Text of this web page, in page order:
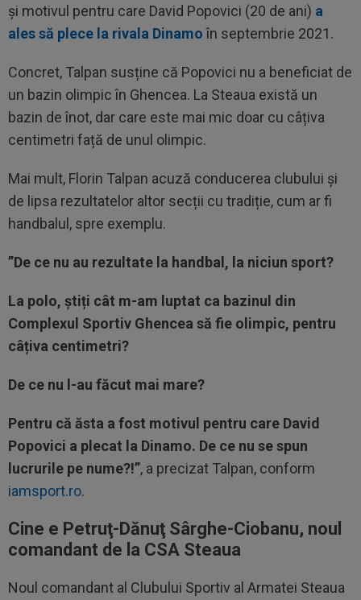
și motivul pentru care David Popovici (20 de ani) a
ales să plece la rivala Dinamoîn septembrie 2021.
Concret, Talpan susține că Popovici nu a beneficiat de
un bazin olimpic în Ghencea. La Steaua există un
bazin de înot, dar care este mai mic doar cu câțiva
centimetri față de unul olimpic.
Mai mult, Florin Talpan acuză conducerea clubului și
de lipsa rezultatelor altor secții cu tradiție, cum ar fi
handbalul, spre exemplu.
”De ce nu au rezultate la handbal, la niciun sport?
La polo, știți cât m-am luptat ca bazinul din
Complexul Sportiv Ghencea să fie olimpic, pentru
câțiva centimetri?
De ce nu l-au făcut mai mare?
Pentru că ăsta a fost motivul pentru care David
Popovici a plecat la Dinamo. De ce nu se spun
lucrurile pe nume?!”, a precizat Talpan, conform
iamsport.ro.
Cine e Petruţ-Dănuţ Sârghe-Ciobanu, noul
comandant de la CSA Steaua
Noul comandant al Clubului Sportiv al Armatei Steaua